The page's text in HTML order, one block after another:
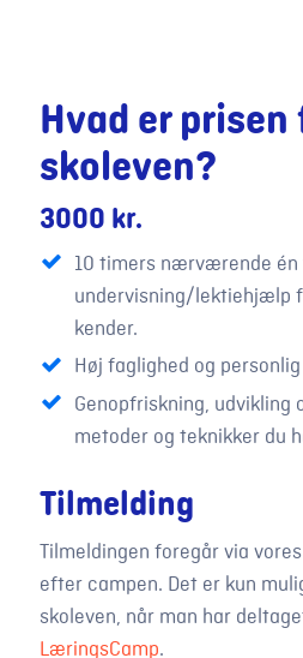
Hvad er prisen
skoleven?
3000 kr.
10 timers nærværende én
undervisning/lektiehjælp
kender.
Høj faglighed og
Genopfriskning, udvikling
metoder og teknikker du
Tilmelding
Tilmeldingen foregår via vores
efter campen. Det er kun
skoleven, når man har
LæringsCamp.